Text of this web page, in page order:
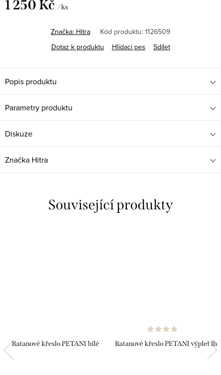
1 250 Kč / ks
Značka: Hitra Kód produktu: 1126509
Dotaz k produktu
Hlídací pes Sdílet
Popis produktu
Parametry produktu
Diskuze
Značka Hitra
Související produkty
Ratanové křeslo PETANI bílé Ratanové křeslo PETANI výplet lh